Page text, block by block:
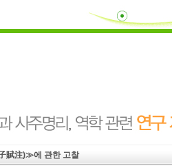
賦注)≫에 관한 고찰